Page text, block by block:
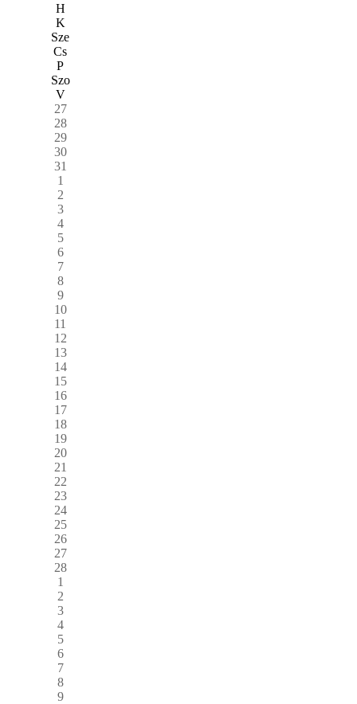
H
K
Sze
Cs
P
Szo
V
27
28
29
30
31
1
2
3
4
5
6
7
8
9
10
11
12
13
14
15
16
17
18
19
20
21
22
23
24
25
26
27
28
1
2
3
4
5
6
7
8
9